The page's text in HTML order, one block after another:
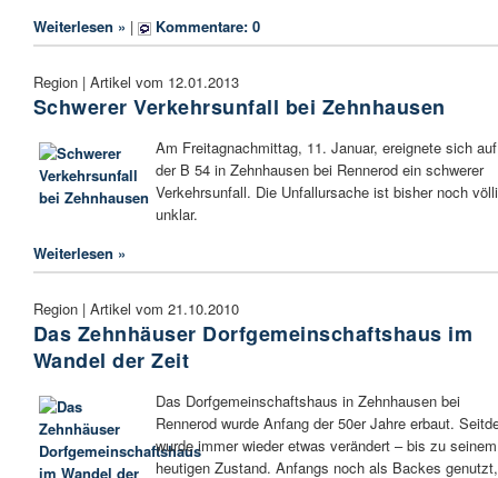
Weiterlesen » | Kommentare: 0
Region | Artikel vom 12.01.2013
Schwerer Verkehrsunfall bei Zehnhausen
Am Freitagnachmittag, 11. Januar, ereignete sich auf
der B 54 in Zehnhausen bei Rennerod ein schwerer
Verkehrsunfall. Die Unfallursache ist bisher noch
unklar.
Weiterlesen »
Region | Artikel vom 21.10.2010
Das Zehnhäuser Dorfgemeinschaftshaus im
Wandel der Zeit
Das Dorfgemeinschaftshaus in Zehnhausen bei
Rennerod wurde Anfang der 50er Jahre erbaut.
wurde immer wieder etwas verändert – bis zu seinem
heutigen Zustand. Anfangs noch als Backes genutzt,